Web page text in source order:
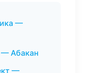
—
— Абакан
—